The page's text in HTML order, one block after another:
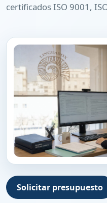
certificados ISO 9001,
Solicitar presupuesto